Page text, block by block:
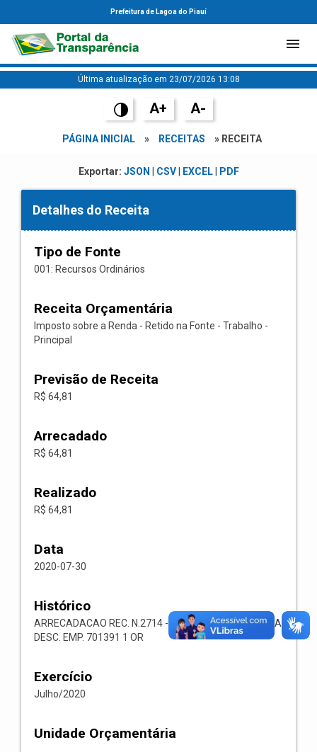
Prefeitura de Lagoa do Piauí
Última atualização em 23/07/2026 13:08
A+ A-
PÁGINA INICIAL » RECEITAS » RECEITA
Exportar: JSON CSV| EXCEL| PDF
Detalhes do Receita
Tipo de Fonte
001: Recursos Ordinários
Receita Orçamentária
Imposto sobre a Renda - Retido na Fonte - Trabalho -
Principal
Previsão de Receita
R$ 64,81
Arrecadado
R$ 64,81
Realizado
R$ 64,81
Data
2020-07-30
Histórico
ARRECADACAO REC. N.2714 -- 1113.03.1.1.00-RECEITA
DESC. EMP. 701391 1 OR
Exercício
Julho/2020
Unidade Orçamentária